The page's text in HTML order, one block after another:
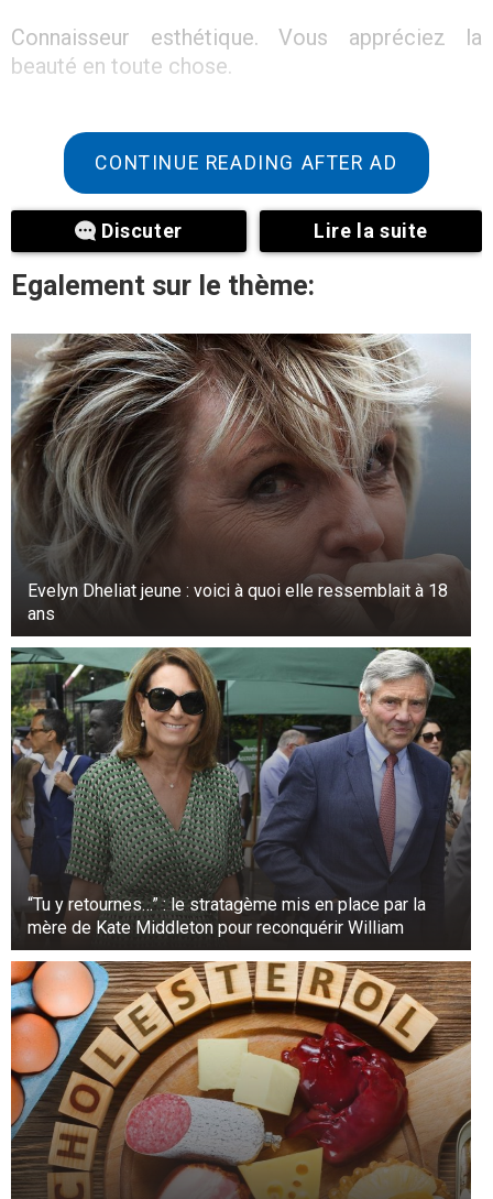
Connaisseur esthétique. Vous appréciez la
beauté en toute chose.
Valeur :
Pratique : Vous aimez les choses simples et
efficaces. Vous préférez ce qui est utile et ce
qui est beau.
Fiabilité : Vous êtes fiable.
Sincères. Vous aimez être honnête dans vos
relations.
3.
Importance :
Vous voulez réussir et être reconnu. Vous vous
fixez des objectifs élevés.
Désir d’abondance : Vous voulez être à l’aise.
CONTINUE READING AFTER AD
Discuter Lire la suite
Egalement sur le thème:
Evelyn Dheliat jeune : voici à quoi elle ressemblait à 18
ans
“Tu y retournes…” : le stratagème mis en place par la
mère de Kate Middleton pour reconquérir William